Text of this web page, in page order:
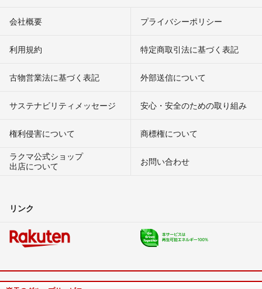
会社概要 プライバシーポリシー
利用規約 特定商取引法に基づく表記
古物営業法に基づく表記 外部送信について
サステナビリティメッセージ 安心・安全のための取り組み
権利侵害について
商標権について
ラクマ公式ショップ
出店について
お問い合わせ
リンク